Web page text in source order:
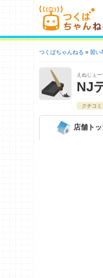
つくばちゃんねる 習い
えぬじぇ
NJ
クチコミ
店舗 ト